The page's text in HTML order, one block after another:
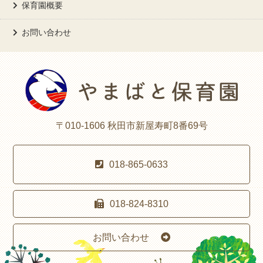
保育園概要
お問い合わせ
〒010-1606 秋田市新屋寿町8番69号
018-865-0633
018-824-8310
お問い合わせ